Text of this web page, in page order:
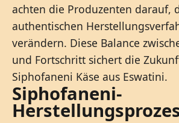
achten die Produzenten darauf,
authentischen
verändern. Diese Balance
und Fortschritt sichert die
Siphofaneni Käse aus Eswatini.
Siphofaneni-